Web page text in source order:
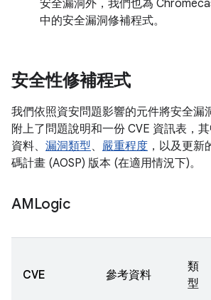
安全漏洞外，我們也為
中的安全漏洞修補程式。
安全性修補程式
我們依照資安問題影響的元件將安全漏
附上了問題說明和一份 CVE 資訊表，
資料、 漏洞類型、 嚴重程度 ，以及更
碼計畫 (AOSP) 版本 (在適用情況下)。
AMLogic
CVE 參考資料
類
型